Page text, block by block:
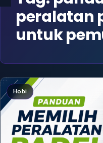
peralatan
untuk
Hobi